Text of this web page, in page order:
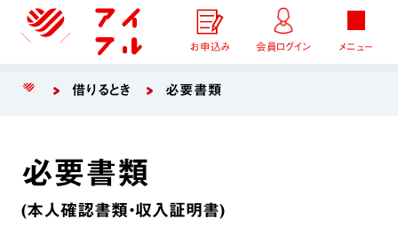
お申込み 会員ログイン メニュー
借りるとき 必要書類
必要書類
(本人確認書類・収入証明書)